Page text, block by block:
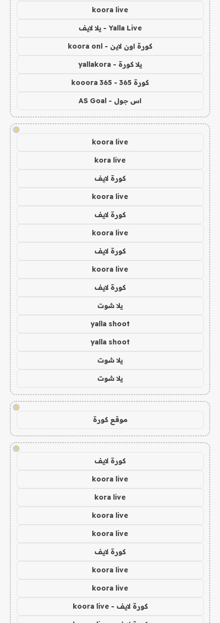
koora live
Yalla Live - يلا لايف
كورة اون لاين - koora onl
يلا كورة - yallakora
كورة 365 - kooora 365
اس جول - AS Goal
!
koora live
kora live
كورة لايف
koora live
كورة لايف
koora live
كورة لايف
koora live
كورة لايف
يلا شوت
yalla shoot
yalla shoot
يلا شوت
يلا شوت
!
موقع كورة
!
كورة لايف
koora live
kora live
koora live
koora live
كورة لايف
koora live
koora live
كورة لايف - koora live